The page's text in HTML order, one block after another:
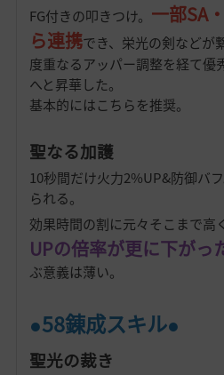
FG付きの叩きつけ。 一部SA
ら連携でき、栄光の剣などが
度重なるアッパー調整を経て優
へと昇華した。
基本的にはこちらを推奨。
聖なる加護
10秒間だけ火力2%UP&防御バ
られる。
効果時間の割に元々そこまで高
UPの倍率が更に下がっ
ぶ意義は薄い。
●58錬成スキル●
聖光の裁き